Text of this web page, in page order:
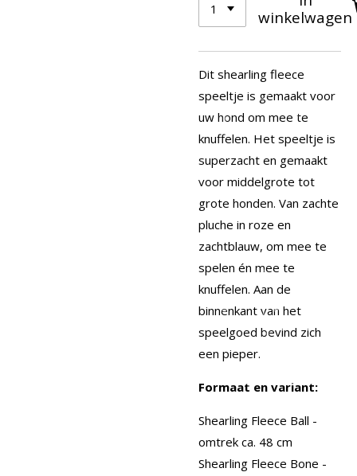
winkelwagen
Dit shearling fleece
speeltje is gemaakt voor
uw hond om mee te
knuffelen. Het speeltje is
superzacht en gemaakt
voor middelgrote tot
grote honden. Van zachte
pluche in roze en
zachtblauw, om mee te
spelen én mee te
knuffelen. Aan de
binnenkant van het
speelgoed bevind zich
een pieper.
Formaat en variant:
Shearling Fleece Ball -
omtrek ca. 48 cm
Shearling Fleece Bone -